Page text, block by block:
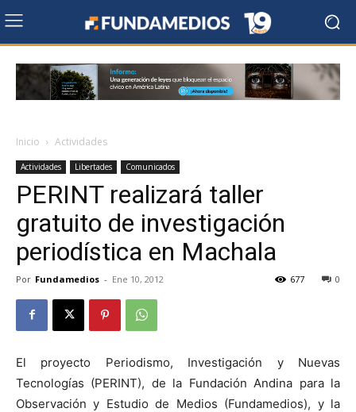
Inicio Actividades
Actividades Libertades Comunicados
PERINT realizará taller
gratuito de investigación
periodística en Machala
Por Fundamedios - Ene 10, 2012 0
677
El proyecto Periodismo, Investigación y Nuevas
Tecnologías (PERINT), de la Fundación Andina para la
Observación y Estudio de Medios (Fundamedios), y la